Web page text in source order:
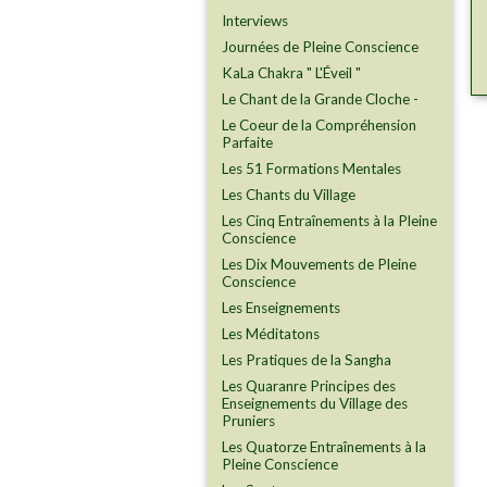
Interviews
Journées de Pleine Conscience
KaLa Chakra " L'Éveil "
Le Chant de la Grande Cloche -
Le Coeur de la Compréhension
Parfaite
Les 51 Formations Mentales
Les Chants du Village
Les Cinq Entraînements à la Pleine
Conscience
Les Dix Mouvements de Pleine
Conscience
Les Enseignements
Les Méditatons
Les Pratiques de la Sangha
Les Quaranre Principes des
Enseignements du Village des
Pruniers
Les Quatorze Entraînements à la
Pleine Conscience